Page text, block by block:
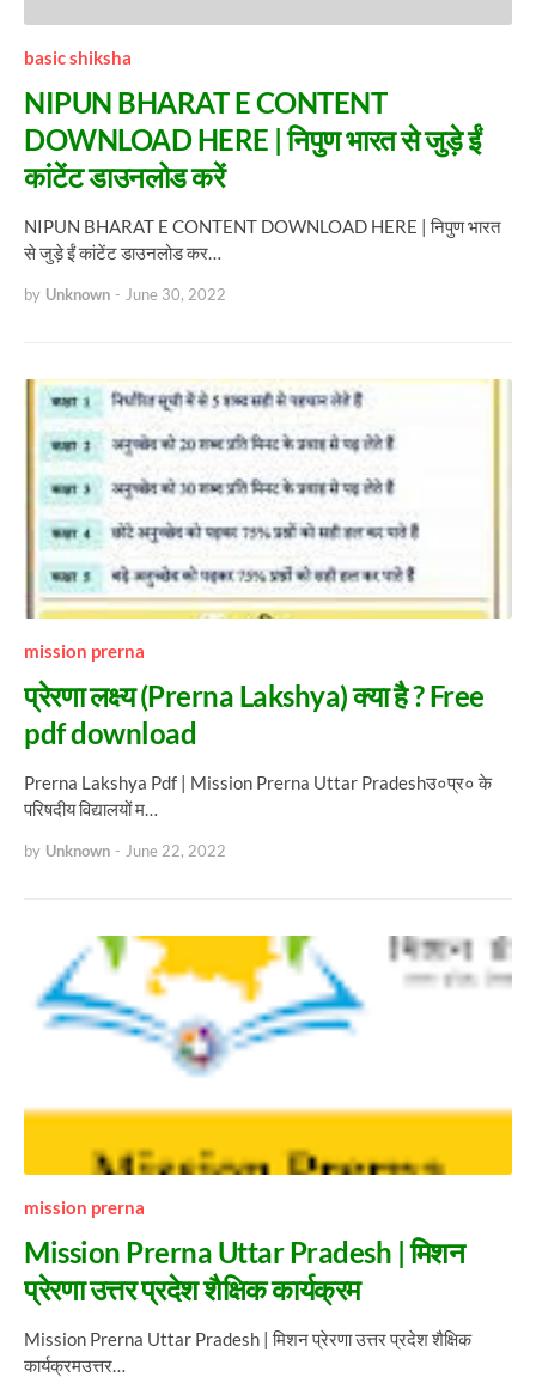
basic shiksha
NIPUN BHARAT E CONTENT
DOWNLOAD HERE | निपुण भारत से जुड़े ईं
कांटेंट डाउनलोड करें
NIPUN BHARAT E CONTENT DOWNLOAD HERE | निपुण भारत
से जुड़े ईं कांटेंट डाउनलोड कर…
by Unknown - June 30, 2022
mission prerna
प्रेरणा लक्ष्य (Prerna Lakshya) क्या है ? Free
pdf download
Prerna Lakshya Pdf | Mission Prerna Uttar Pradeshउ०प्र० के
परिषदीय विद्यालयों म…
by Unknown - June 22, 2022
mission prerna
Mission Prerna Uttar Pradesh | मिशन
प्रेरणा उत्तर प्रदेश शैक्षिक कार्यक्रम
Mission Prerna Uttar Pradesh | मिशन प्रेरणा उत्तर प्रदेश शैक्षिक
कार्यक्रमउत्तर…